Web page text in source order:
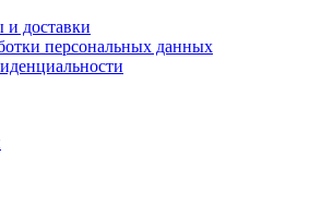
и доставки
персональных данных